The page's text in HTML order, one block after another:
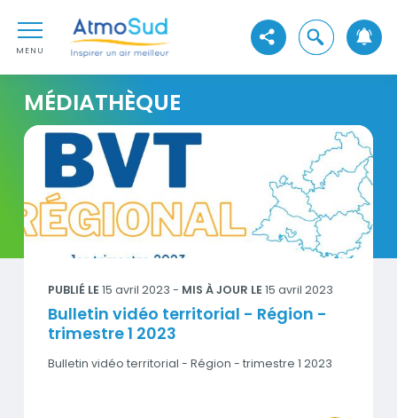
Aller au premier menu de navigation
Aller à la recherche
MENU
AtmoSud
Voir les réseaux sociaux
Ouvrir la
MÉDIATHÈQUE
Bulletin vidéo territorial - Région - trimestre 1 2023
Visuel
PUBLIÉ LE 15 avril 2023 - MIS À JOUR LE 15 avril 2023
Bulletin vidéo territorial - Région -
trimestre 1 2023
Bulletin vidéo territorial - Région - trimestre 1 2023